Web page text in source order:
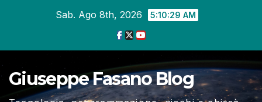
Sab. Ago 8th, 2026 5:10:30 AM
Giuseppe Fasano Blog